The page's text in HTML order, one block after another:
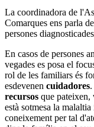
La coordinadora de
Comarques ens parla
persones
En casos de persones
vegades es posa el
rol de les familiars és
esdevenen cuidadores
recursos que pateixen,
està sotmesa la
coneixement per tal